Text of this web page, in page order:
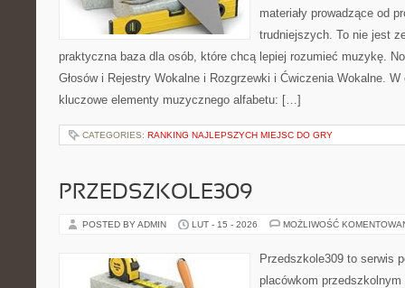
materiały prowadzące od
trudniejszych. To nie jest
praktyczna baza dla osób, które chcą lepiej rozumieć muzykę.
Głosów i Rejestry Wokalne i Rozgrzewki i Ćwiczenia Wokalne.
kluczowe elementy muzycznego alfabetu: […]
CATEGORIES: RANKING NAJLEPSZYCH MIEJSC DO GRY
PRZEDSZKOLE309
POSTED BY ADMIN LUT - 15 - 2026 MOŻLIWOŚĆ
Przedszkole309 to serwis
placówkom